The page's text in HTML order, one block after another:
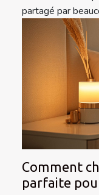
partagé par
Comment
parfaite